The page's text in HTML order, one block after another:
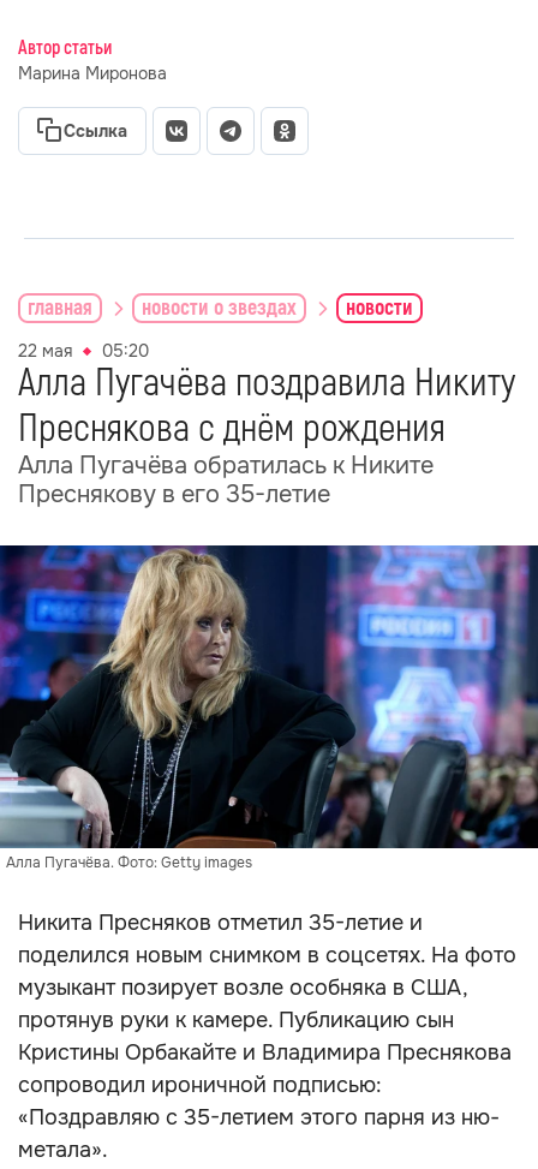
Автор статьи
Марина Миронова
Ссылка
главная новости о звездах новости
22 мая 05:20
Алла Пугачёва поздравила Никиту
Преснякова с днём рождения
Алла Пугачёва обратилась к Никите
Преснякову в его 35-летие
Алла Пугачёва. Фото: Getty images
Никита Пресняков отметил 35-летие и
поделился новым снимком в соцсетях. На фото
музыкант позирует возле особняка в США,
протянув руки к камере. Публикацию сын
Кристины Орбакайте и Владимира Преснякова
сопроводил ироничной подписью:
«Поздравляю с 35-летием этого парня из ню-
метала».